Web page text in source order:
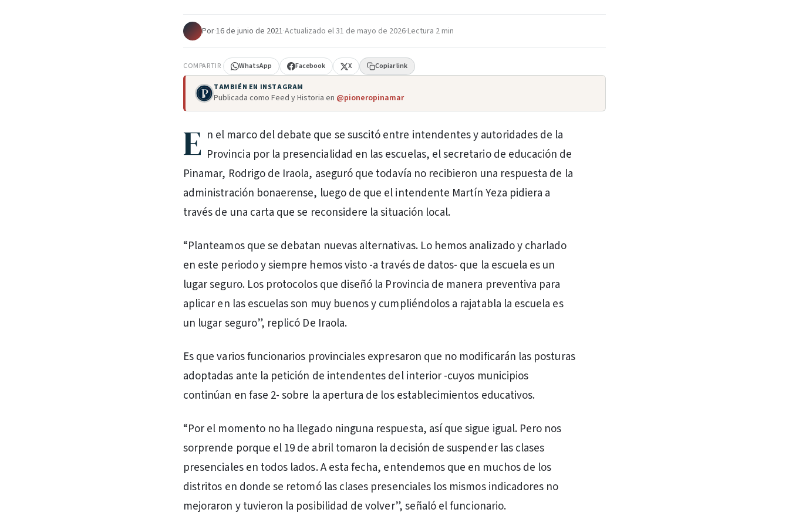
Por·16 de junio de 2021·Actualizado el31 de mayo de 2026·Lectura 2 min
COMPARTIR WhatsApp Facebook X Copiar link
TAMBIÉN EN INSTAGRAM
Publicada como Feed y Historia en @pioneropinamar
E n el marco del debate que se suscitó entre intendentes y autoridades de la
Provincia por la presencialidad en las escuelas, el secretario de educación de
Pinamar, Rodrigo de Iraola, aseguró que todavía no recibieron una respuesta de la
administración bonaerense, luego de que el intendente Martín Yeza pidiera a
través de una carta que se reconsidere la situación local.
“Planteamos que se debatan nuevas alternativas. Lo hemos analizado y charlado
en este periodo y siempre hemos visto -a través de datos- que la escuela es un
lugar seguro. Los protocolos que diseñó la Provincia de manera preventiva para
aplicar en las escuelas son muy buenos y cumpliéndolos a rajatabla la escuela es
un lugar seguro”, replicó De Iraola.
Es que varios funcionarios provinciales expresaron que no modificarán las posturas
adoptadas ante la petición de intendentes del interior -cuyos municipios
continúan en fase 2- sobre la apertura de los establecimientos educativos.
“Por el momento no ha llegado ninguna respuesta, así que sigue igual. Pero nos
sorprende porque el 19 de abril tomaron la decisión de suspender las clases
presenciales en todos lados. A esta fecha, entendemos que en muchos de los
distritos en donde se retomó las clases presenciales los mismos indicadores no
mejoraron y tuvieron la posibilidad de volver”, señaló el funcionario.